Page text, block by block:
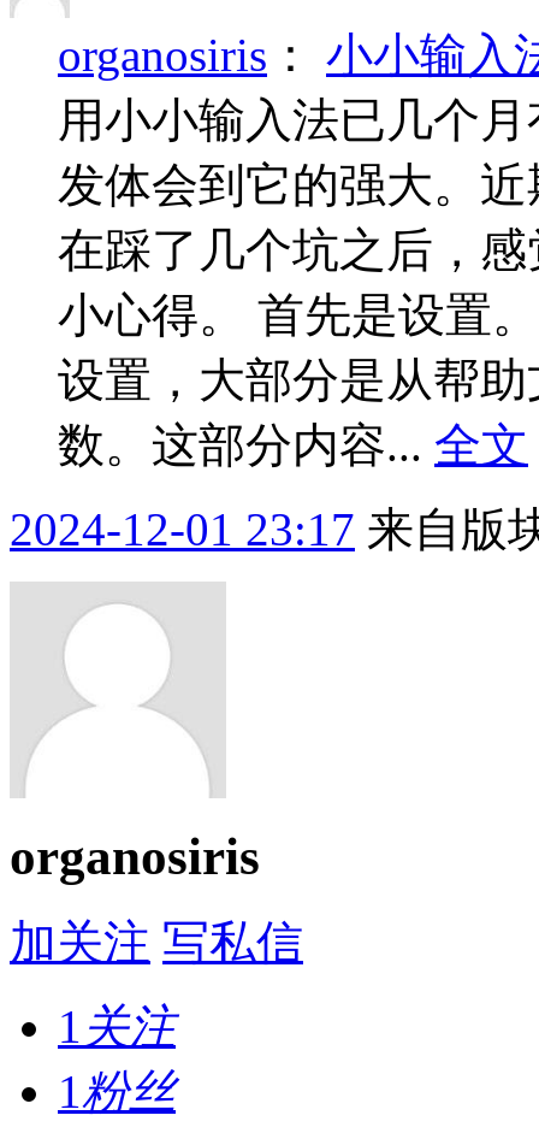
organosiris ： 小小输入
用小小输入法已几个
发体会到它的强大。
在踩了几个坑之后，
小心得。 首先是设置
设置，大部分是从帮
数。这部分内容... 全文
2024-12-01 23:17 来自版
organosiris
加关注 写私信
1 关注
1粉丝